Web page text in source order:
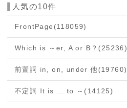
人気の10件
FrontPage (118059)
Which is ～er, A or B？ (25236)
前置詞 in, on, under 他(19760)
不定詞 It is … to ～ (14125)